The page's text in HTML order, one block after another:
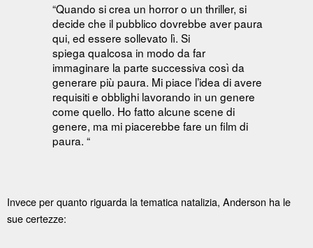
“Quando si crea un horror o un thriller, si
decide che il pubblico dovrebbe aver paura
qui, ed essere sollevato lì. Si
spiega qualcosa in modo da far
immaginare la parte successiva così da
generare più paura. Mi piace l’idea di avere
requisiti e obblighi lavorando in un genere
come quello. Ho fatto alcune scene di
genere, ma mi piacerebbe fare un film di
paura. “
Invece per quanto riguarda la tematica natalizia, Anderson ha le
sue certezze: